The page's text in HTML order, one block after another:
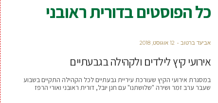
כל הפוסטים בדורית ראובני
אביעד ברטוב 12 אוגוסט, 2018
אירועי קיץ לילדים ולקהילה בגבעתיים
במסגרת אירועי הקיץ שעורכת עיריית גבעתיים לכל הקהילה התקיים בשבוע
שעבר ערב זמר ושירה "שלושתנו" עם חנן יובל, דורית ראובני ואורי הרפז